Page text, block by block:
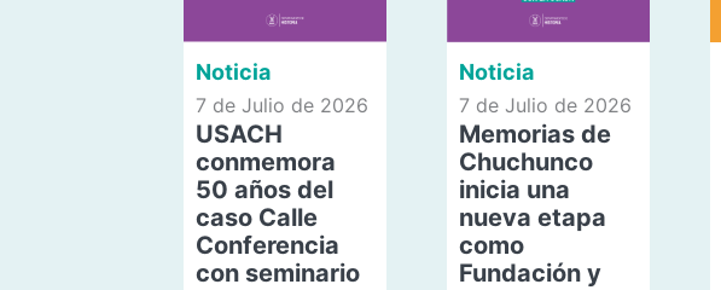
Noticia
7 de Julio de 2026
USACH
conmemora
50 años del
caso Calle
Conferencia
con seminario
Noticia
7 de Julio de 2026
Memorias de
Chuchunco
inicia una
nueva etapa
como
Fundación y